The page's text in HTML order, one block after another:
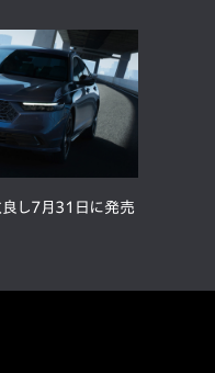
良し7月31日に発売